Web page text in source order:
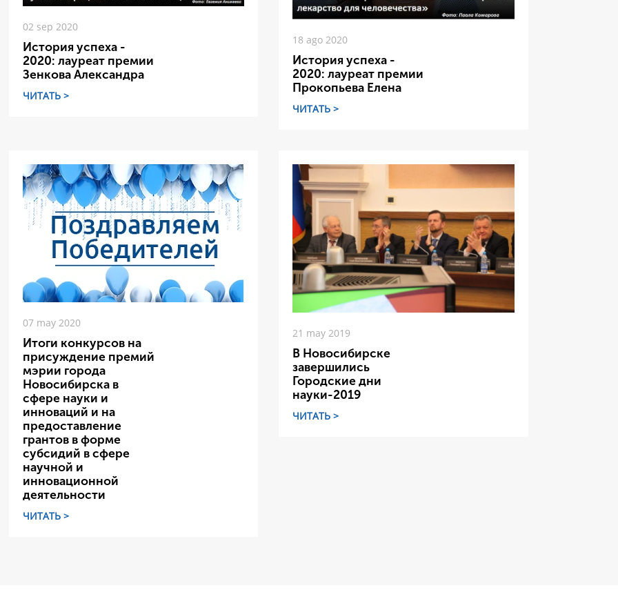
02 sep 2020
История успеха -
2020: лауреат премии
Зенкова Александра
ЧИТАТЬ >
18 ago 2020
История успеха -
2020: лауреат премии
Прокопьева Елена
ЧИТАТЬ >
07 may 2020
Итоги конкурсов на
присуждение премий
мэрии города
Новосибирска в
сфере науки и
инноваций и на
предоставление
грантов в форме
субсидий в сфере
научной и
инновационной
деятельности
ЧИТАТЬ >
21 may 2019
В Новосибирске
завершились
Городские дни
науки-2019
ЧИТАТЬ >